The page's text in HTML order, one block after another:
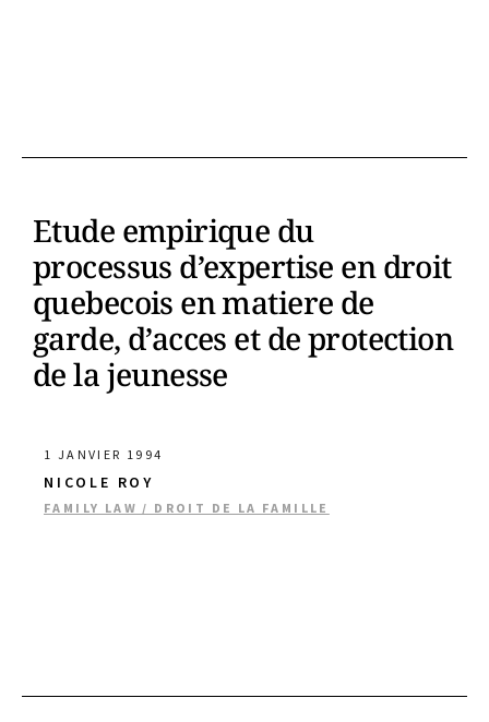
Etude empirique du
processus d’expertise en droit
quebecois en matiere de
garde, d’acces et de protection
de la jeunesse
1 JANVIER 1994
NICOLE ROY
FAMILY LAW / DROIT DE LA FAMILLE